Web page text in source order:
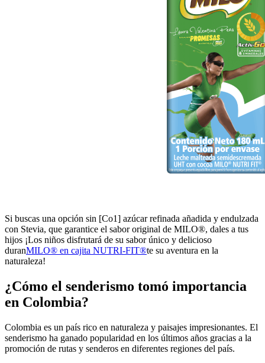
Si buscas una opción sin [Co1] azúcar refinada añadida y endulzada
con Stevia, que garantice el sabor original de MILO®, dales a tus
hijos ¡Los niños disfrutará de su sabor único y delicioso
duranMILO® en cajita NUTRI-FIT®te su aventura en la
naturaleza!
¿Cómo el senderismo tomó importancia
en Colombia?
Colombia es un país rico en naturaleza y paisajes impresionantes. El
senderismo ha ganado popularidad en los últimos años gracias a la
promoción de rutas y senderos en diferentes regiones del país.